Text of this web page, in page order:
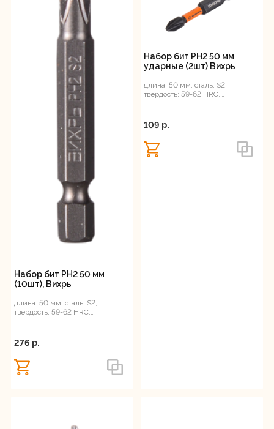
Набор бит PH2 50 мм
(10шт), Вихрь
длина: 50 мм, сталь: S2,
твердость: 59-62 HRС,
276 p.
Набор бит PH2 50 мм
ударные (2шт) Вихрь
длина: 50 мм, сталь: S2,
твердость: 59-62 HRС,
109 p.